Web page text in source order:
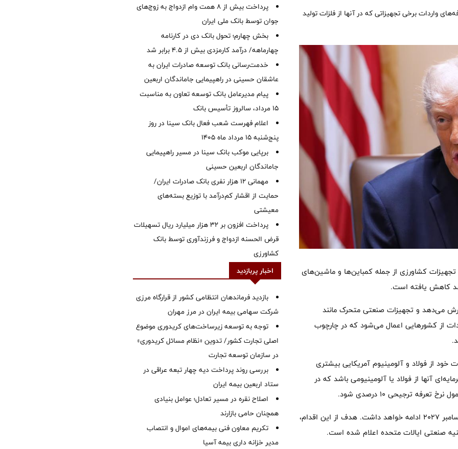
واردات برخی تجهیزاتی که در آنها از فلزات تولید
کشاورزی از جمله کمباین‌ها و ماشین‌های
مشمول تعرفه ۱۵ درصدی را گسترش می‌دهد و تجهیزات صنعتی متحرک مانند
از کشورهایی اعمال می‌شود که در چارچوب
از فولاد و آلومینیوم آمریکایی بیشتری
۸۵ درصد وزن تجهیزات سرمایه‌ای آنها از فولاد یا آلومینیومی باشد که در
ترجیحی ۱۰ درصدی شود.
کاخ سفید اعلام کرد: این تغییرات تعرفه‌ای موقتی است و تا ۳۱ دسامبر ۲۰۲۷ ادامه خواهد داشت. هدف از این اقدام،
صنعتی ایالات متحده اعلام شده است.
پرداخت بیش از ۸ همت وام ازدواج به زوج‌های
جوان توسط بانک ملی ایران
بخش چهارم؛ تحول بانک دی در کارنامه
چهارماهه/ درآمد کارمزدی بیش از ۴.۵ برابر شد
خدمت‌رسانی بانک توسعه صادرات ایران به
عاشقان حسینی در راهپیمایی جاماندگان اربعین
پیام مدیرعامل بانک توسعه تعاون به مناسبت
15 مرداد، سالروز تأسیس بانک
اعلام فهرست شعب فعال بانک سینا در روز
پنج‌شنبه 15 مرداد ماه 1405
برپایی موکب بانک سینا در مسیر راهپیمایی
جاماندگان اربعین حسینی
مهمانی ۱۲ هزار نفری بانک صادرات ایران/
حمایت از اقشار کم‌درآمد با توزیع بسته‌های
معیشتی
پرداخت افزون بر 32 هزار میلیارد ریال تسهیلات
قرض الحسنه ازدواج و فرزندآوری توسط بانک
کشاورزی
اخبار پربازدید
بازدید فرماندهان انتظامی کشور از قرارگاه مرزی
شرکت سهامی بیمه ایران در مرز مهران
توجه به توسعه زیرساخت‌های کریدوری موضوع
اصلی تجارت کشور/ تدوین «نظام مسائل کریدوری»
در سازمان توسعه تجارت
بررسی روند پرداخت دیه چهار تبعه عراقی در
ستاد اربعین بیمه ایران
اصلاح نقره در مسیر تعادل؛ عوامل بنیادی
همچنان حامی بازارند
تکریم معاون فنی بیمه‌های اموال و انتصاب
مدیر خزانه داری بیمه آسیا